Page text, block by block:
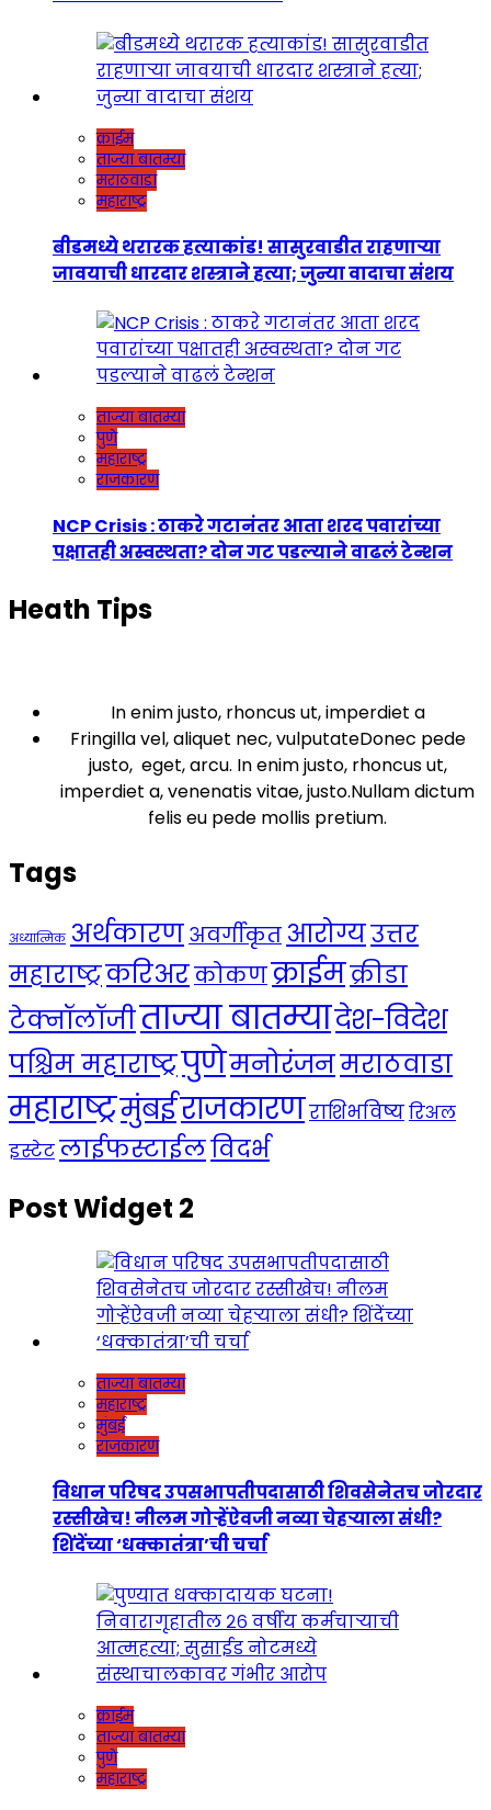
क्राईम
ताज्या बातम्या
मराठवाडा
महाराष्ट्र
बीडमध्ये थरारक हत्याकांड! सासुरवाडीत राहणाऱ्या
जावयाची धारदार शस्त्राने हत्या; जुन्या वादाचा संशय
ताज्या बातम्या
पुणे
महाराष्ट्र
राजकारण
NCP Crisis : ठाकरे गटानंतर आता शरद पवारांच्या
पक्षातही अस्वस्थता? दोन गट पडल्याने वाढलं टेन्शन
Heath Tips
In enim justo, rhoncus ut, imperdiet a
Fringilla vel, aliquet nec, vulputateDonec pede
justo, eget, arcu. In enim justo, rhoncus ut,
imperdiet a, venenatis vitae, justo.Nullam dictum
felis eu pede mollis pretium.
Tags
अध्यात्मिक अर्थकारणअवर्गीकृत आरोग्यउत्तर
महाराष्ट्रकरिअरकोकणक्राईमक्रीडा
टेक्नॉलॉजीताज्या बातम्यादेश-विदेश
पश्चिम महाराष्ट्रपुणेमनोरंजनमराठवाडा
महाराष्ट्रमुंबईराजकारणराशिभविष्यरिअल
इस्टेटलाईफस्टाईलविदर्भ
Post Widget 2
ताज्या बातम्या
महाराष्ट्र
मुंबई
राजकारण
विधान परिषद उपसभापतीपदासाठी शिवसेनेतच जोरदार
रस्सीखेच! नीलम गोऱ्हेंऐवजी नव्या चेहऱ्याला संधी?
शिंदेंच्या ‘धक्कातंत्रा’ची चर्चा
क्राईम
ताज्या बातम्या
पुणे
महाराष्ट्र